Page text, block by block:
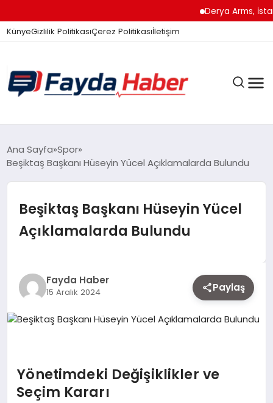
Derya Arms,
KünyeGizlilik PolitikasıÇerez Politikasıİletişim
GÜNDEM
TEKNOLOJI
EKONOMI
SIYASET
MAGAZIN
Ana Sayfa Spor
Beşiktaş Başkanı Hüseyin Yücel Açıklamalarda Bulundu
Beşiktaş Başkanı Hüseyin Yücel
Açıklamalarda Bulundu
Fayda Haber
15 Aralık 2024 Paylaş
Yönetimdeki Değişiklikler ve
Seçim Kararı